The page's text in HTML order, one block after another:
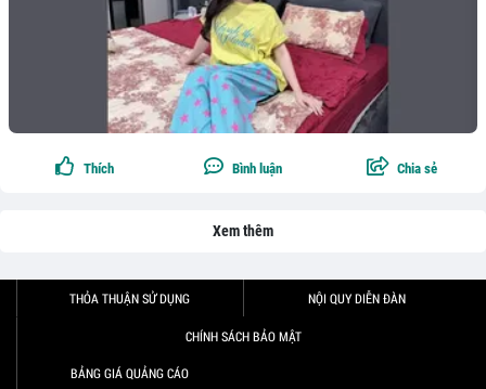
Thích Bình luận Chia sẻ
Xem thêm
THỎA THUẬN SỬ DỤNG NỘI QUY DIỄN ĐÀN
CHÍNH SÁCH BẢO MẬT
BẢNG GIÁ QUẢNG CÁO